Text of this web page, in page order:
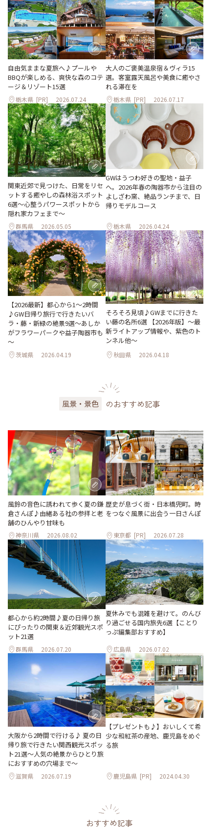
自由気ままな夏旅へ♪プールや
BBQが楽しめる、爽快な森のコテ
ージ＆リゾート15選
栃木県 [PR] 2026.07.24
大人のご褒美温泉宿＆ヴィラ15
選。客室露天風呂や美食に癒やさ
れる滞在を
栃木県 [PR] 2026.07.17
関東近郊で見つけた、日常をリセ
ットする癒やしの森林浴スポット
6選～心整うパワースポットから
隠れ家カフェまで～
群馬県 2026.05.05
GWはうつわ好きの聖地・益子
へ。2026年春の陶器市から注目の
よしざわ窯、絶品ランチまで、日
帰りモデルコース
栃木県 2026.04.24
【2026最新】都心から1～2時間
♪GW日帰り旅行で行きたいバ
ラ・藤・新緑の絶景9選～あしか
がフラワーパークや益子陶器市も
～
茨城県 2026.04.19
そろそろ見頃♪GWまでに行きた
い藤の名所6選 【2026年版】～最
新ライトアップ情報や、紫色のト
ンネル他～
秋田県 2026.04.18
風景・景色 のおすすめ記事
風鈴の音色に誘われて歩く夏の鎌
倉さんぽ♪由緒ある社の参拝と老
舗のひんやり甘味も
神奈川県 2026.08.02
歴史が息づく街・日本橋兜町。時
をつなぐ風景に出会う一日さんぽ
東京都 [PR] 2026.07.28
都心から約2時間♪夏の日帰り旅
にぴったりの関東＆近郊観光スポ
ット21選
群馬県 2026.07.20
夏休みでも混雑を避けて。のんび
り過ごせる国内旅先6選【ことり
っぷ編集部おすすめ】
広島県 2026.07.02
大阪から2時間で行ける♪ 夏の日
帰り旅で行きたい関西観光スポッ
ト21選～人気の絶景からひとり旅
におすすめの穴場まで～
滋賀県 2026.07.19
【プレゼントも♪】おいしくて希
少な和紅茶の産地、鹿児島をめぐ
る旅
鹿児島県 [PR] 2024.04.30
おすすめ記事